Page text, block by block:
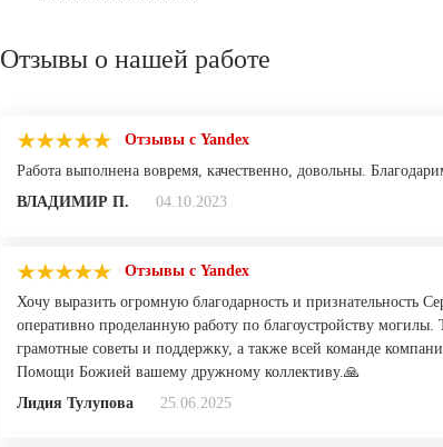
Отзывы о нашей работе
Отзывы с Yandex
Работа выполнена вовремя, качественно, довольны.
ВЛАДИМИР П.
04.10.2023
Отзывы с Yandex
Хочу выразить огромную благодарность и признательность
оперативно проделанную работу по благоустройству
грамотные советы и поддержку, а также всей команде
Помощи Божией вашему дружному коллективу.🙏
Лидия Тулупова
25.06.2025